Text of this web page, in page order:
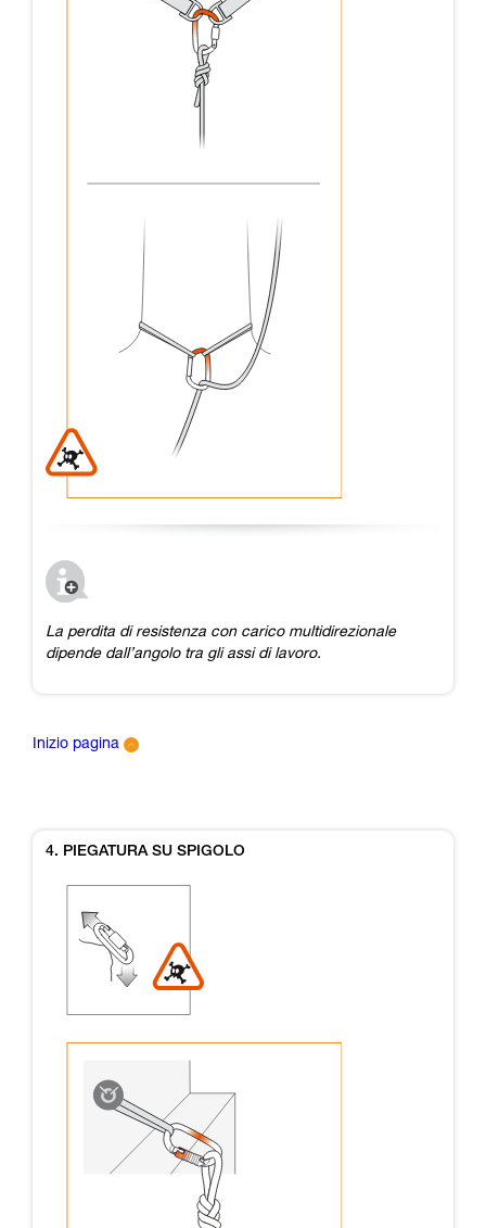
La perdita di resistenza con carico multidirezionale
dipende dall’angolo tra gli assi di lavoro.
Inizio pagina
4. PIEGATURA SU SPIGOLO